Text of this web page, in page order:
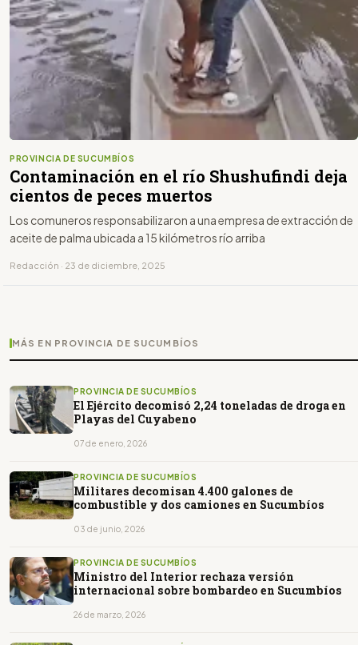
PROVINCIA DE SUCUMBÍOS
Contaminación en el río Shushufindi deja
cientos de peces muertos
Los comuneros responsabilizaron a una empresa de extracción de
aceite de palma ubicada a 15 kilómetros río arriba
Redacción · 23 de diciembre, 2025
MÁS EN PROVINCIA DE SUCUMBÍOS
PROVINCIA DE SUCUMBÍOS
El Ejército decomisó 2,24 toneladas de droga en
Playas del Cuyabeno
07 de enero, 2026
PROVINCIA DE SUCUMBÍOS
Militares decomisan 4.400 galones de
combustible y dos camiones en Sucumbíos
03 de junio, 2026
PROVINCIA DE SUCUMBÍOS
Ministro del Interior rechaza versión
internacional sobre bombardeo en Sucumbíos
26 de marzo, 2026